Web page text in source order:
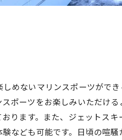
めないマリンスポーツがで
ポーツをお楽しみいただける
ります。また、ジェットスキ
なども可能です。日頃の喧騒